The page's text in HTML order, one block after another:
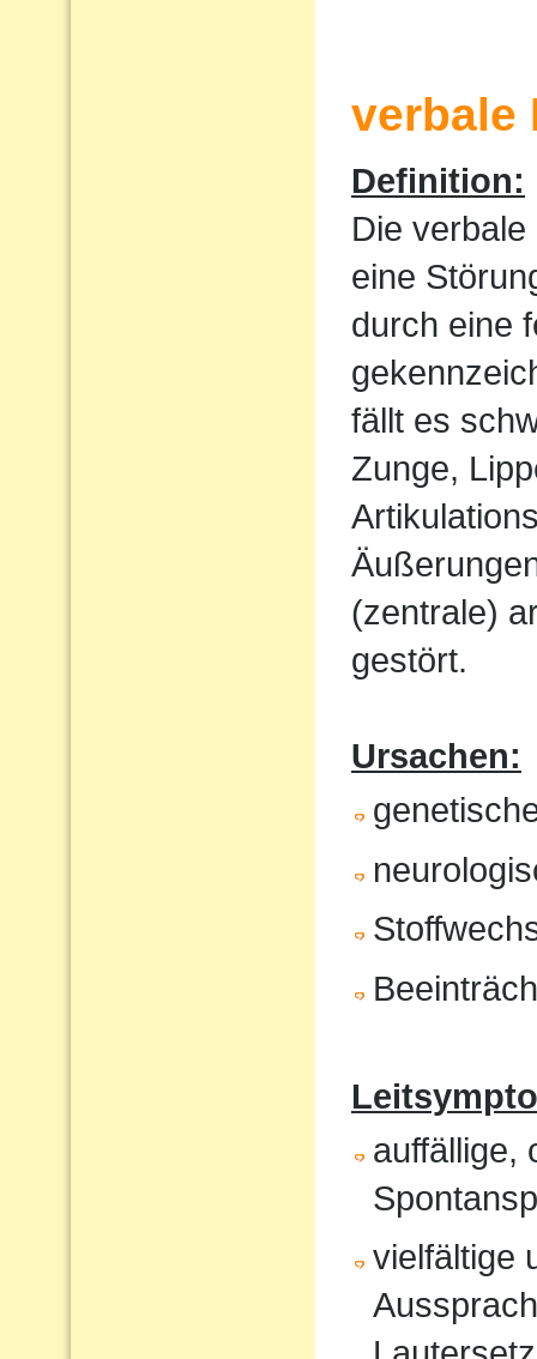
verbale
Definition:
Die
eine
durch eine
fällt es
Zunge,
(zentrale)
gestört.
Ursachen:
auffällige,
vielfältige